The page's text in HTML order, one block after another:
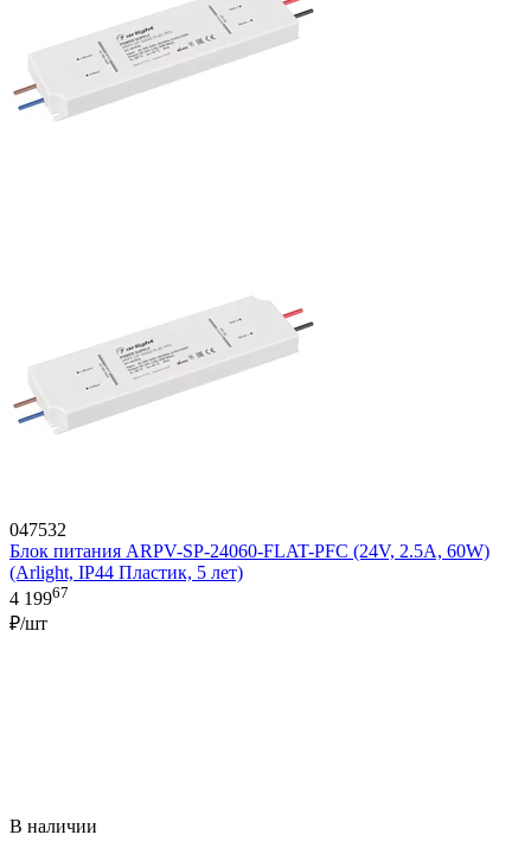
047532
Блок питания ARPV-SP-24060-FLAT-PFC (24V, 2.5A, 60W)
(Arlight, IP44 Пластик, 5 лет)
4 19967
₽/шт
В наличии